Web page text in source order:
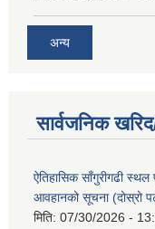
अन्य
सार्वजनिक
ऐतिहासिक साँगुरीगढी
आवहानको सूचना (दोस्रो
मिति: 07/30/2026 -